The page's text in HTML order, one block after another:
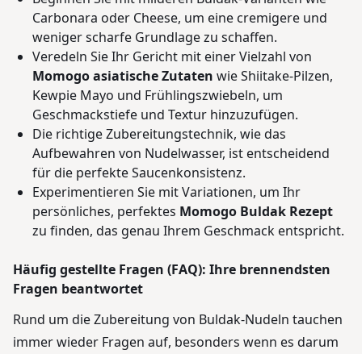
Carbonara oder Cheese, um eine cremigere und
weniger scharfe Grundlage zu schaffen.
Veredeln Sie Ihr Gericht mit einer Vielzahl von
Momogo asiatische Zutaten wie Shiitake-Pilzen,
Kewpie Mayo und Frühlingszwiebeln, um
Geschmackstiefe und Textur hinzuzufügen.
Die richtige Zubereitungstechnik, wie das
Aufbewahren von Nudelwasser, ist entscheidend
für die perfekte Saucenkonsistenz.
Experimentieren Sie mit Variationen, um Ihr
persönliches, perfektes Momogo Buldak Rezept
zu finden, das genau Ihrem Geschmack entspricht.
Häufig gestellte Fragen (FAQ): Ihre brennendsten
Fragen beantwortet
Rund um die Zubereitung von Buldak-Nudeln tauchen
immer wieder Fragen auf, besonders wenn es darum